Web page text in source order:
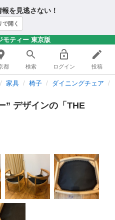
を見逃さない！
で開く
モティー 東京版
都 検索 ログイン 投稿
家具 椅子 ダイニングチェア
” デザインの「THE